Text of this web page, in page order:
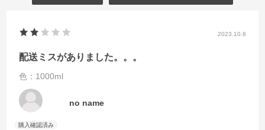
2023.10.8
配送ミスがありました。。。
色：1000ml
no name